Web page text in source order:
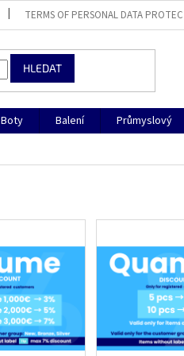
TERMS OF PERSONAL DATA
HLEDAT
Boty Balení Průmyslový